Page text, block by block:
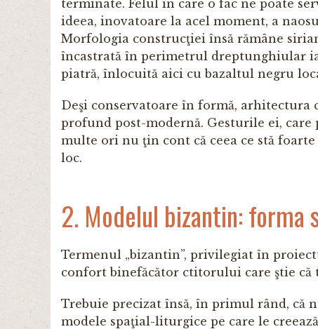
terminate. Felul în care o fac ne poate
ideea, inovatoare la acel moment, a
Morfologia construcţiei însă rămâne
încastrată în perimetrul dreptunghiular
piatră, înlocuită aici cu bazaltul negru
Deşi conservatoare în formă, arhitectura
profund post-modernă. Gesturile ei,
multe ori nu ţin cont că ceea ce stă
loc.
2. Modelul bizantin: forma
Termenul „bizantin”, privilegiat în
confort binefăcător ctitorului care ştie că
Trebuie precizat însă, în primul rând, că
modele spaţial-liturgice pe care le